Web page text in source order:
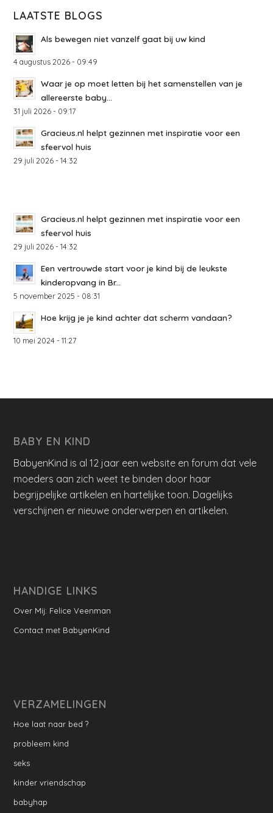
LAATSTE BLOGS
Als bewegen niet vanzelf gaat bij uw kind
4 augustus 2026 - 09:49
Waar je op moet letten bij het samenstellen van je
allereerste baby...
31 juli 2026 - 09:17
Gracieus.nl helpt gezinnen met inspiratie voor een
sfeervol huis
29 juli 2026 - 14:32
Gracieus.nl helpt gezinnen met inspiratie voor een
sfeervol huis
29 juli 2026 - 14:32
Een vertrouwde start voor je kind bij de leukste
kinderopvang in Br...
5 november 2025 - 08:31
Hoe krijg je je kind achter dat scherm vandaan?
10 mei 2024 - 11:27
BABY EN KIND
BabyenKind is al 12 jaar een website en forum dat vele
moeders aan zich weet te binden door haar
begrijpelijke artikelen en hartelijke toon. Dagelijks
verschijnen er nieuwe onderwerpen en artikelen.
HANDIGE LINKS
Over Mij: Felice Veenman
Contact met BabyenKind
VERZAMELINGEN
Hoe laat naar bed ?
probleem kind
seks
kinder vriendschap
babyhap